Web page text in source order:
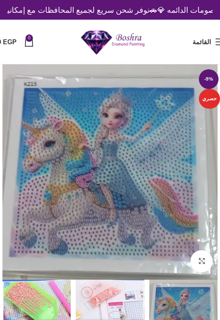
🚗نوفر شحن سريع لجميع المحافظات مع إمكانيةالدائمه 💎
القائمة
0
EGP
-9%
حصري
اضغط للتكبير